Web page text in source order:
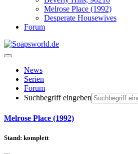
Melrose Place (1992)
Desperate Housewives
Forum
News
Serien
Forum
Suchbegriff eingeben
Melrose Place (1992)
Stand: komplett